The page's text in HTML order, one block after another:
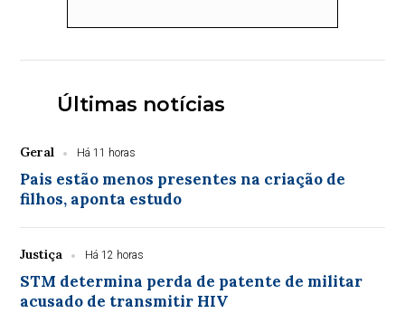
Últimas notícias
Geral Há 11 horas
Pais estão menos presentes na criação de
filhos, aponta estudo
Justiça Há 12 horas
STM determina perda de patente de militar
acusado de transmitir HIV